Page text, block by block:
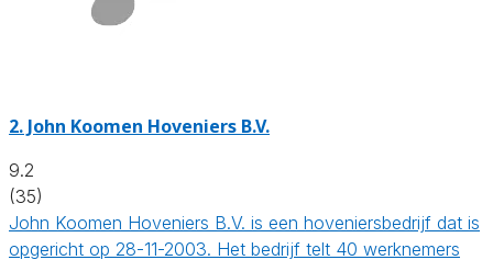
2. John Koomen Hoveniers B.V.
9.2
(35)
John Koomen Hoveniers B.V. is een hoveniersbedrijf dat is
opgericht op 28-11-2003. Het bedrijf telt 40 werknemers